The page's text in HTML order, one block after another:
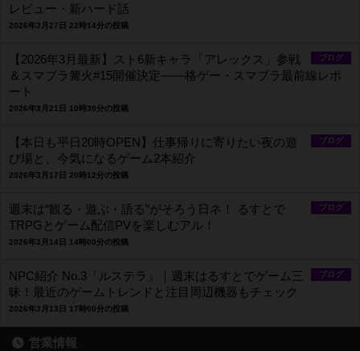
レビュー・新ハード話
2026年3月27日 22時14分の投稿
ブログ
【2026年3月最新】スト6新キャラ「アレックス」参戦
＆スマブラ篝火#15開催決定――格ゲー・スマブラ最前線レポ
ート
2026年3月21日 10時30分の投稿
ブログ
【本日も平日20時OPEN】仕事帰りに寄りたい夜の遊
び場と、今気になるゲーム2本紹介
2026年3月17日 20時12分の投稿
ブログ
週末は“観る・遊ぶ・語る”がそろう日ネ！ るすとで
TRPGとゲーム配信PVを楽しむアル！
2026年3月14日 14時00分の投稿
ブログ
NPC紹介 No.3「ルステラ」｜週末はるすとでゲーム三
昧！最近のゲームトレンドと注目周辺機器もチェック
2026年3月13日 17時00分の投稿
営業情報